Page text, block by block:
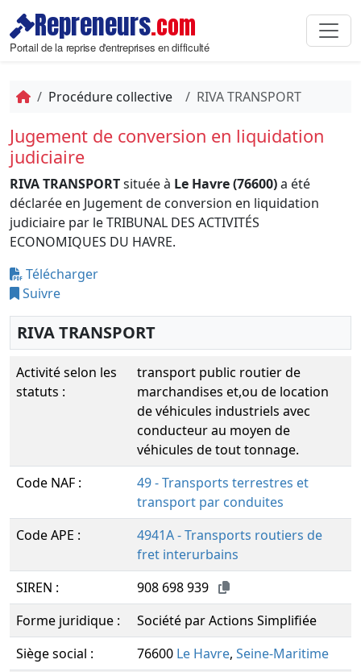
Repreneurs.com
Portail de la reprise d'entreprises en difficulté
Procédure collective RIVA TRANSPORT
Jugement de conversion en liquidation
judiciaire
RIVA TRANSPORTsituée à Le Havre (76600)a été
déclarée en Jugement de conversion en liquidation
judiciaire par le TRIBUNAL DES ACTIVITÉS
ECONOMIQUES DU HAVRE.
Télécharger
Suivre
RIVA TRANSPORT
Activité selon les
statuts :
transport public routier de
marchandises et,ou de location
de véhicules industriels avec
conducteur au moyen de
véhicules de tout tonnage.
Code NAF :
49 - Transports terrestres et
transport par conduites
Code APE :
4941A - Transports routiers de
fret interurbains
SIREN :
908 698 939
Forme juridique :
Société par Actions Simplifiée
Siège social :
76600 Le Havre, Seine-Maritime